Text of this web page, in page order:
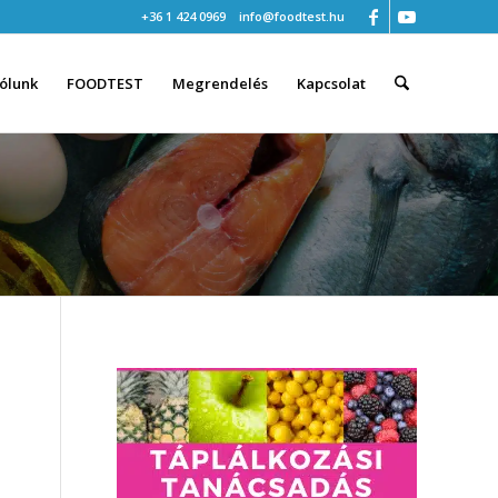
+36 1 424 0969 info@foodtest.hu
FOODTEST Megrendelés Kapcsolat